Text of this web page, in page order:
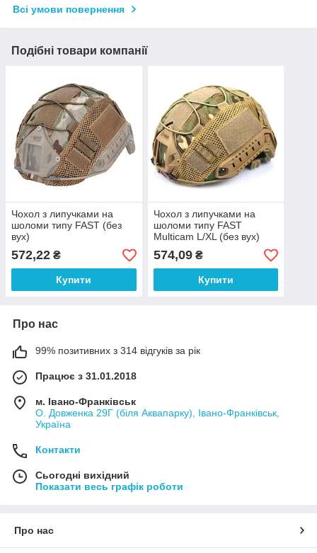
Всі умови повернення
Подібні товари компанії
Чохол з липучками на
шоломи типу FAST (без
вух)
572,22 ₴
Купити
Чохол з липучками на
шоломи типу FAST
Multicam L/XL (без вух)
574,09₴
Купити
Про нас
99% позитивних з 314 відгуків за рік
Працює з 31.01.2018
м. Івано-Франківськ
О. Довженка 29Г (біля Аквапарку), Івано-Франківськ,
Україна
Контакти
Сьогодні вихідний
Показати весь графік роботи
Про нас